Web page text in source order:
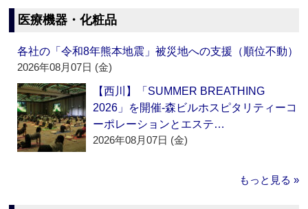
医療機器・化粧品
各社の「令和8年熊本地震」被災地への支援（順位不動）
2026年08月07日 (金)
【西川】「SUMMER BREATHING
2026」を開催‐森ビルホスピタリティーコ
ーポレーションとエステ…
2026年08月07日 (金)
もっと見る »